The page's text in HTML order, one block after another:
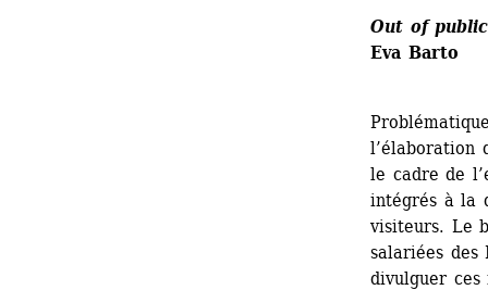
Out of
Eva Barto
l’élaboration
le cadre de
intégrés à la
visiteurs. Le
salariées des
divulguer ces